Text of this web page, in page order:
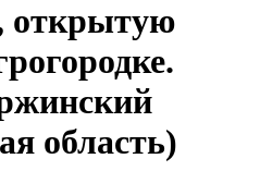
открытую
область)